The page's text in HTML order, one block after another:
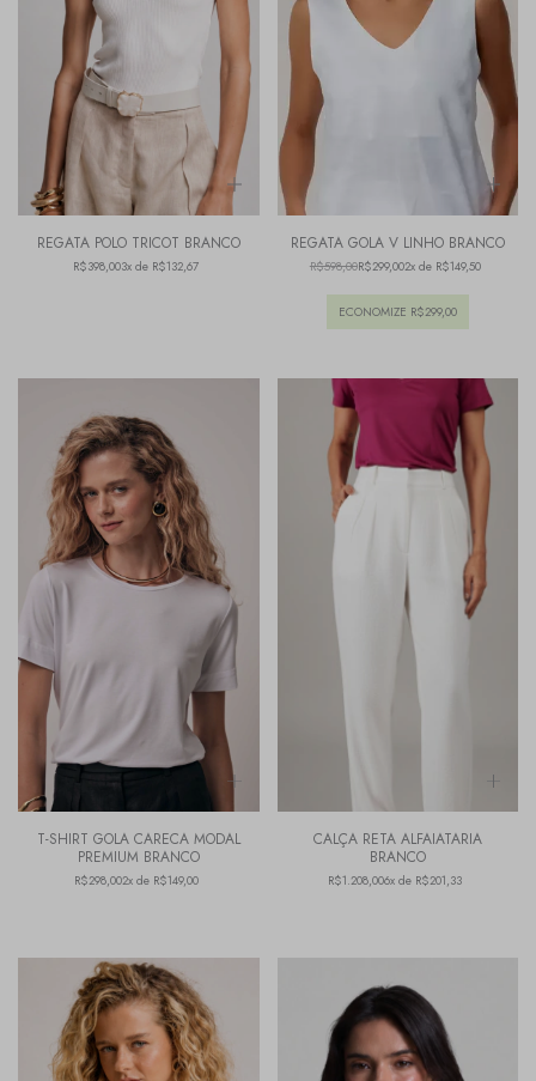
REGATA POLO TRICOT BRANCO
R$398,003x de R$132,67
REGATA GOLA V LINHO BRANCO
R$598,00R$299,002x de R$149,50
ECONOMIZE R$299,00
T-SHIRT GOLA CARECA MODAL
PREMIUM BRANCO
R$298,002x de R$149,00
CALÇA RETA ALFAIATARIA
BRANCO
R$1.208,006x de R$201,33